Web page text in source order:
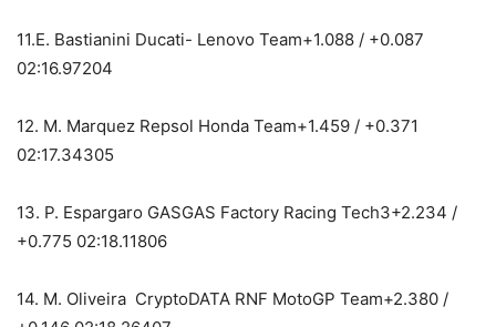
11.E. Bastianini Ducati- Lenovo Team+1.088 / +0.087
02:16.97204
12. M. Marquez Repsol Honda Team+1.459 / +0.371
02:17.34305
13. P. Espargaro GASGAS Factory Racing Tech3+2.234 /
+0.775 02:18.11806
14. M. Oliveira CryptoDATA RNF MotoGP Team+2.380 /